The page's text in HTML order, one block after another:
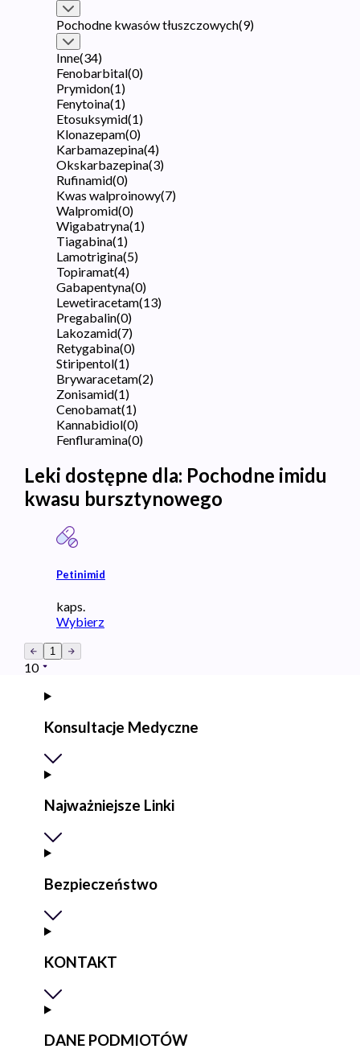
Pochodne kwasów tłuszczowych(9)
Inne(34)
Fenobarbital(0)
Prymidon(1)
Fenytoina(1)
Etosuksymid(1)
Klonazepam(0)
Karbamazepina(4)
Okskarbazepina(3)
Rufinamid(0)
Kwas walproinowy(7)
Walpromid(0)
Wigabatryna(1)
Tiagabina(1)
Lamotrigina(5)
Topiramat(4)
Gabapentyna(0)
Lewetiracetam(13)
Pregabalin(0)
Lakozamid(7)
Retygabina(0)
Stiripentol(1)
Brywaracetam(2)
Zonisamid(1)
Cenobamat(1)
Kannabidiol(0)
Fenfluramina(0)
Leki dostępne dla: Pochodne imidu
kwasu bursztynowego
Petinimid
kaps.
Wybierz
1
10
Konsultacje Medyczne
Najważniejsze Linki
Bezpieczeństwo
KONTAKT
DANE PODMIOTÓW